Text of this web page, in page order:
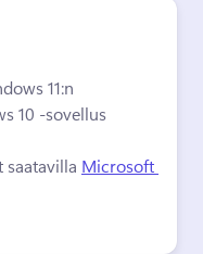
11:n
Microsoft